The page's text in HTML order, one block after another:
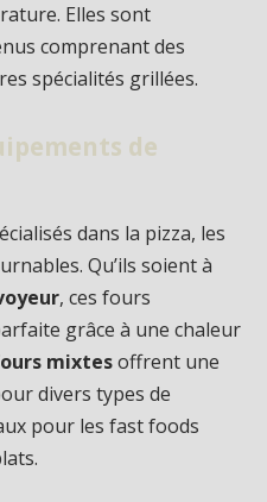
Elles sont
comprenant des
spécialités grillées.
de
dans la pizza, les
Qu’ils soient à
, ces fours
grâce à une chaleur
mixtesoffrent une
divers types de
pour les fast foods